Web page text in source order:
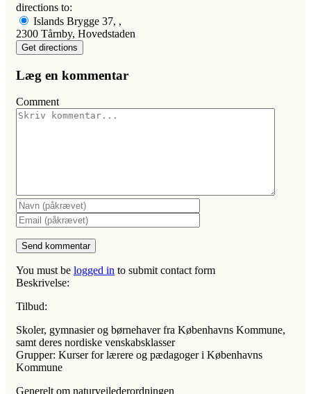
directions to:
Islands Brygge 37, ,
2300 Tårnby, Hovedstaden
Læg en kommentar
Comment
You must be logged in to submit contact form
Beskrivelse:
Tilbud:
Skoler, gymnasier og børnehaver fra Københavns Kommune,
samt deres nordiske venskabsklasser
Grupper: Kurser for lærere og pædagoger i Københavns
Kommune
Generelt om naturvejlederordningen